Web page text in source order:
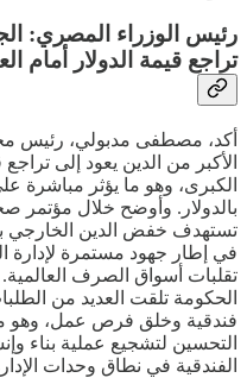
رئيس الوزراء المصري:
تراجع قيمة الدولار أمام
أكد، مصطفى مدبولي، رئيس
الأكبر من الدين يعود إلى
الكبرى، وهو ما يؤثر مباشرة
بالدولار. وأوضح خلال
تستهدف خفض الدين الخارجي
في إطار جهود مستمرة لإدارة
تقلبات أسواق الصرف
الحكومة تلقت العديد من
فندقية وخلق فرص عمل، وهو
التحسين لتشجيع عملية بناء
الفندقية في نطاق وحدات